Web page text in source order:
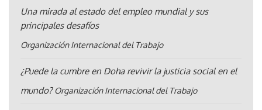
Una mirada al estado del empleo mundial y sus
principales desafíos
Organización Internacional del Trabajo
¿Puede la cumbre en Doha revivir la justicia social en el
mundo? Organización Internacional del Trabajo